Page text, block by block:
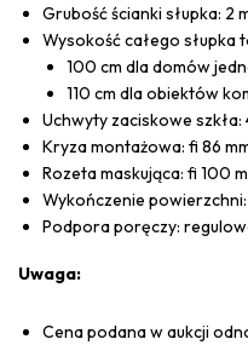
Grubość ścianki słupka: 2
Wysokość całego słupka
100 cm dla domów
110 cm dla obiektów
Uchwyty zaciskowe szkła:
Kryza montażowa: fi 86
Rozeta maskująca: fi 100
Wykończenie
Podpora poręczy:
Uwaga:
Cena podana w aukcji